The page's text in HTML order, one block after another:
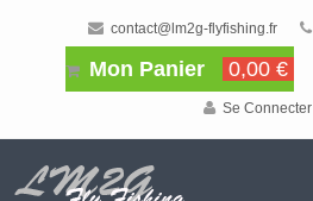
contact@lm2g-flyfishing.fr
Mon Panier 0,00 €
Se Connecter